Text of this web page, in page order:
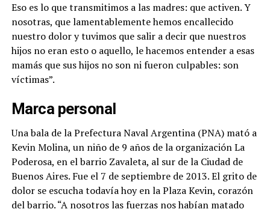
Eso es lo que transmitimos a las madres: que activen. Y
nosotras, que lamentablemente hemos encallecido
nuestro dolor y tuvimos que salir a decir que nuestros
hijos no eran esto o aquello, le hacemos entender a esas
mamás que sus hijos no son ni fueron culpables: son
víctimas”.
Marca personal
Una bala de la Prefectura Naval Argentina (PNA) mató a
Kevin Molina, un niño de 9 años de la organización La
Poderosa, en el barrio Zavaleta, al sur de la Ciudad de
Buenos Aires. Fue el 7 de septiembre de 2013. El grito de
dolor se escucha todavía hoy en la Plaza Kevin, corazón
del barrio. “A nosotros las fuerzas nos habían matado